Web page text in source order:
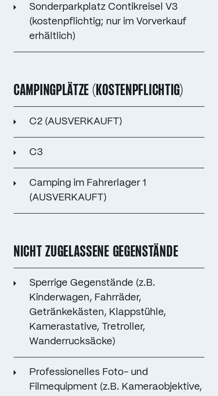
Sonderparkplatz Contikreisel V3
(kostenpflichtig; nur im Vorverkauf
erhältlich)
CAMPINGPLÄTZE (KOSTENPFLICHTIG)
C2 (AUSVERKAUFT)
C3
Camping im Fahrerlager 1
(AUSVERKAUFT)
NICHT ZUGELASSENE GEGENSTÄNDE
Sperrige Gegenstände (z.B.
Kinderwagen, Fahrräder,
Getränkekästen, Klappstühle,
Kamerastative, Tretroller,
Wanderrucksäcke)
Professionelles Foto- und
Filmequipment (z.B. Kameraobjektive,